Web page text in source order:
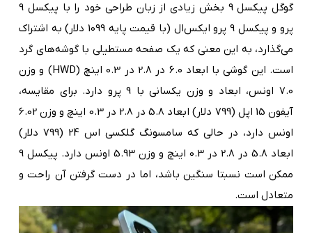
گوگل پیکسل 9 بخش زیادی از زبان طراحی خود را با پیکسل 9
پرو و پیکسل 9 پرو ایکس‌ال (با قیمت پایه 1099 دلار) به اشتراک
می‌گذارد، به این معنی که یک صفحه مستطیلی با گوشه‌های گرد
است. این گوشی با ابعاد 6.0 در 2.8 در 0.3 اینچ (HWD) و وزن
7.0 اونس، ابعاد و وزن یکسانی با 9 پرو دارد. برای مقایسه،
آیفون 15 اپل (799 دلار) ابعاد 5.8 در 2.8 در 0.3 اینچ و وزن 6.02
اونس دارد، در حالی که سامسونگ گلکسی اس 24 (799 دلار)
ابعاد 5.8 در 2.8 در 0.3 اینچ و وزن 5.93 اونس دارد. پیکسل 9
ممکن است نسبتا سنگین باشد، اما در دست گرفتن آن راحت و
متعادل است.